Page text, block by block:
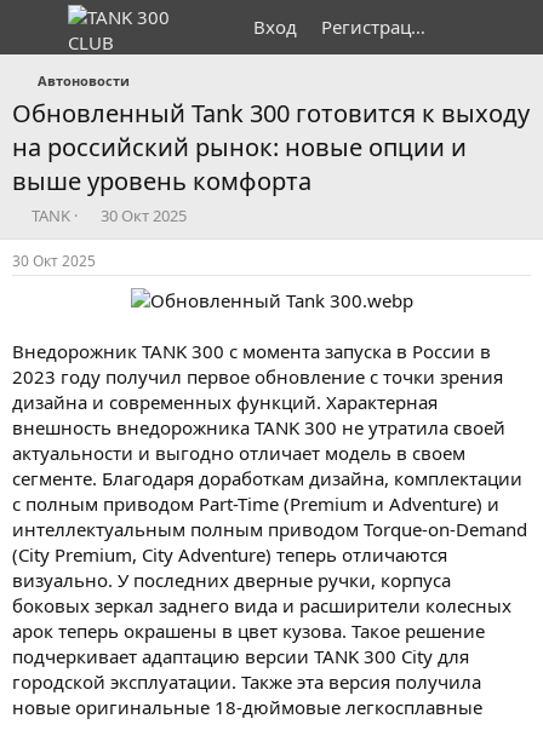
Вход Регистрация
Автоновости
Обновленный Tank 300 готовится к выходу
на российский рынок: новые опции и
выше уровень комфорта
А
в
т
о
е
м
ы
TANK
Д
а
а
ч
л
а
30 Окт 2025
30 Окт 2025
Внедорожник TANK 300 с момента запуска в России в
2023 году получил первое обновление с точки зрения
дизайна и современных функций. Характерная
внешность внедорожника TANK 300 не утратила своей
актуальности и выгодно отличает модель в своем
сегменте. Благодаря доработкам дизайна, комплектации
с полным приводом Part-Time (Premium и Adventure) и
интеллектуальным полным приводом Torque-on-Demand
(City Premium, City Adventure) теперь отличаются
визуально. У последних дверные ручки, корпуса
боковых зеркал заднего вида и расширители колесных
арок теперь окрашены в цвет кузова. Такое решение
подчеркивает адаптацию версии TANK 300 City для
городской эксплуатации. Также эта версия получила
новые оригинальные 18-дюймовые легкосплавные